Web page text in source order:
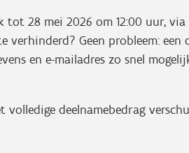
28 mei 2026 om 12:00 uur,
verhinderd? Geen probleem: een
en e-mailadres zo snel
volledige deelnamebedrag